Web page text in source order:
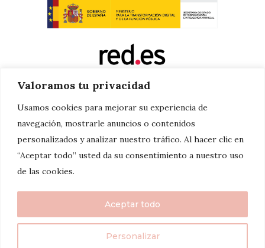
Valoramos tu privacidad
Usamos cookies para mejorar su experiencia de
navegación, mostrarle anuncios o contenidos
personalizados y analizar nuestro tráfico. Al hacer clic en
“Aceptar todo” usted da su consentimiento a nuestro uso
de las cookies.
Personalizar
Aceptar todo